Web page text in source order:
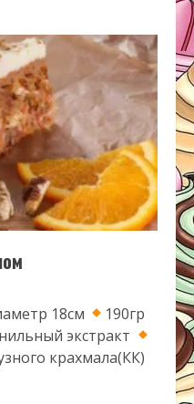
18см
190гр
экстракт
крахмала(КК)